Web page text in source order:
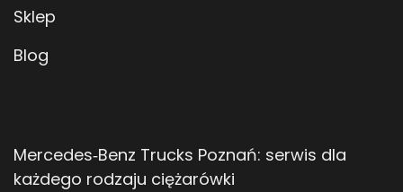
Sklep
Blog
Mercedes‑Benz Trucks Poznań: serwis dla
każdego rodzaju ciężarówki